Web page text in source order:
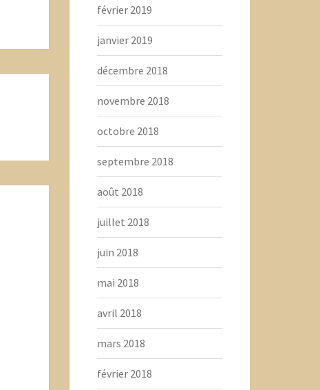
février 2019
janvier 2019
décembre 2018
novembre 2018
octobre 2018
septembre 2018
août 2018
juillet 2018
juin 2018
mai 2018
avril 2018
mars 2018
février 2018